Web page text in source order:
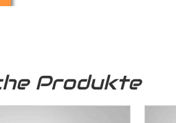
dieses
Variationen:DasTransportrohr
Produkte